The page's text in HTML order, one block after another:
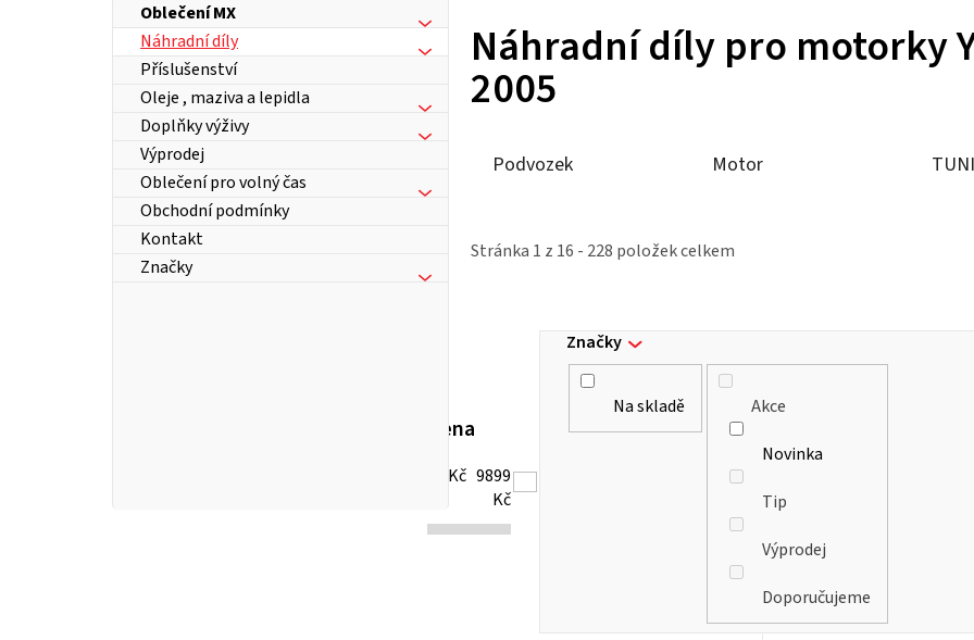
Oblečení MX
Náhradní díly
Příslušenství
Oleje , maziva a lepidla
Doplňky výživy
Výprodej
Oblečení pro volný čas
Obchodní podmínky
Kontakt
Značky
Náhradní díly pro motorky
2005
Podvozek Motor
Stránka 1 z 16 - 228 položek celkem
Cena
Kč 9899
Kč
Na skladě
Akce
Novinka
Tip
Výprodej
Doporučujeme
Značky